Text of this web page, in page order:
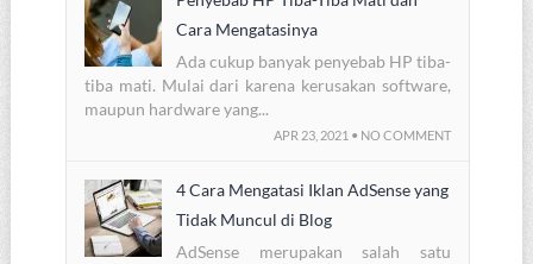
Cara Mengatasinya
Ada cukup banyak penyebab HP tiba-
tiba mati. Mulai dari karena kerusakan software,
maupun hardware yang...
APR 23, 2021 • NO COMMENT
4 Cara Mengatasi Iklan AdSense yang
Tidak Muncul di Blog
AdSense merupakan salah satu